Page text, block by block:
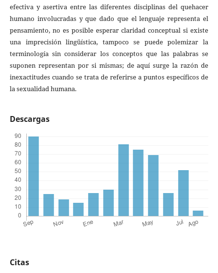
efectiva y asertiva entre las diferentes disciplinas del quehacer
humano involucradas y que dado que el lenguaje representa el
pensamiento, no es posible esperar claridad conceptual si existe
una imprecisión lingüística, tampoco se puede polemizar la
terminología sin considerar los conceptos que las palabras se
suponen representan por si mismas; de aquí surge la razón de
inexactitudes cuando se trata de referirse a puntos específicos de
la sexualidad humana.
Descargas
Citas